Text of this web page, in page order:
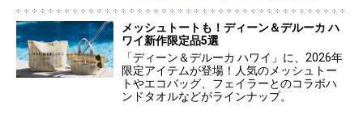
メッシュトートも！ディーン＆デルーカ ハ
ワイ新作限定品5選
「ディーン＆デルーカ ハワイ」に、2026年
限定アイテムが登場！人気のメッシュトー
トやエコバッグ、フェイラーとのコラボハ
ンドタオルなどがラインナップ。